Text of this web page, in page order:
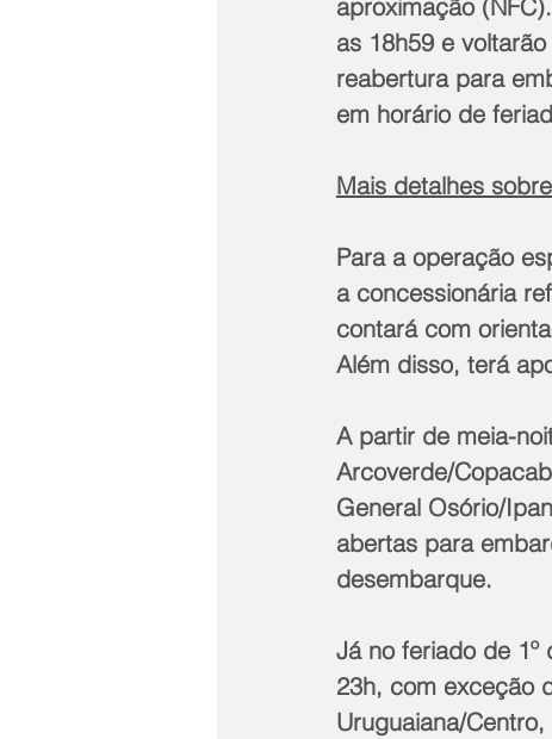
aproximação
as 18h59 e
reabertura para
em horário de
Mais detalhes
Para a operação
a concessionária
contará com
Além disso, terá
A partir de meia-
Arcoverde/
General Osório/
abertas para
desembarque.
Já no feriado de
23h, com exceção
Uruguaiana/